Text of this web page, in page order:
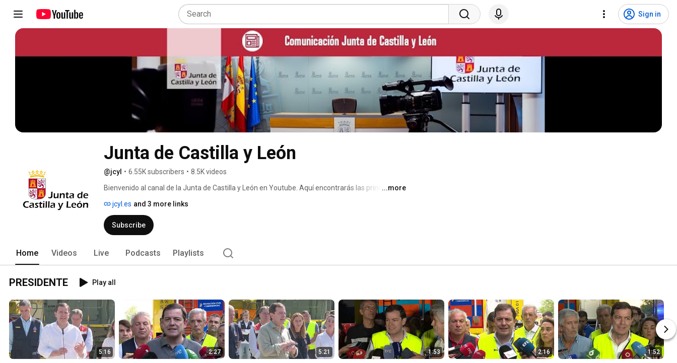
Sign in
Junta de Castilla y León
@jcyl • 6.55K subscribers • 8.5K videos
Bienvenido al canal de la Junta de Castilla y León en Youtube. Aquí encontrarás las principales
día. Esta iniciativa se enmarca dentro de las actuaciones de Gobierno Abierto, el modelo de
participación ciudadana iniciado por la Junta de Castilla y León
...more
jcyl.es and 3 more links
Subscribe
Home Videos Live Podcasts Playlists
PRESIDENTE Play all
5:16 2:27 5:21 1:53 2:16 1:52